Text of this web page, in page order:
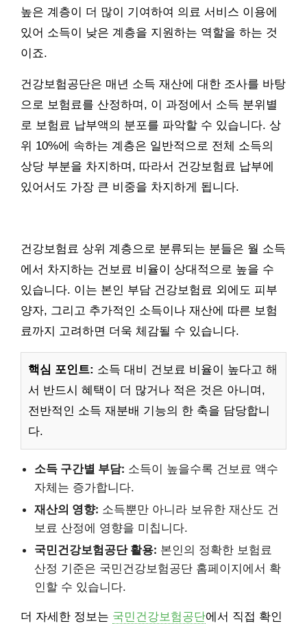
높은 계층이 더 많이 기여하여 의료 서비스 이용에
있어 소득이 낮은 계층을 지원하는 역할을 하는 것
이죠.
건강보험공단은 매년 소득 재산에 대한 조사를 바탕
으로 보험료를 산정하며, 이 과정에서 소득 분위별
로 보험료 납부액의 분포를 파악할 수 있습니다. 상
위 10%에 속하는 계층은 일반적으로 전체 소득의
상당 부분을 차지하며, 따라서 건강보험료 납부에
있어서도 가장 큰 비중을 차지하게 됩니다.
건강보험료 상위 계층으로 분류되는 분들은 월 소득
에서 차지하는 건보료 비율이 상대적으로 높을 수
있습니다. 이는 본인 부담 건강보험료 외에도 피부
양자, 그리고 추가적인 소득이나 재산에 따른 보험
료까지 고려하면 더욱 체감될 수 있습니다.
핵심 포인트: 소득 대비 건보료 비율이 높다고 해
서 반드시 혜택이 더 많거나 적은 것은 아니며,
전반적인 소득 재분배 기능의 한 축을 담당합니
다.
소득 구간별 부담: 소득이 높을수록 건보료 액수
자체는 증가합니다.
재산의 영향: 소득뿐만 아니라 보유한 재산도 건
보료 산정에 영향을 미칩니다.
국민건강보험공단 활용: 본인의 정확한 보험료
산정 기준은 국민건강보험공단 홈페이지에서 확
인할 수 있습니다.
더 자세한 정보는 국민건강보험공단에서 직접 확인